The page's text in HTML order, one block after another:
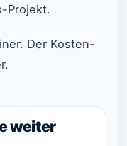
Projekt.
Der Kosten-
weiter